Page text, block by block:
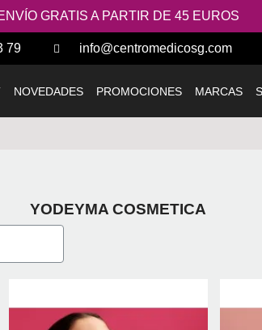
GRATIS A PARTIR DE 45 EUROS
79 info@centromedicosg.com
NOVEDADES PROMOCIONES MARCAS
YODEYMA COSMETICA